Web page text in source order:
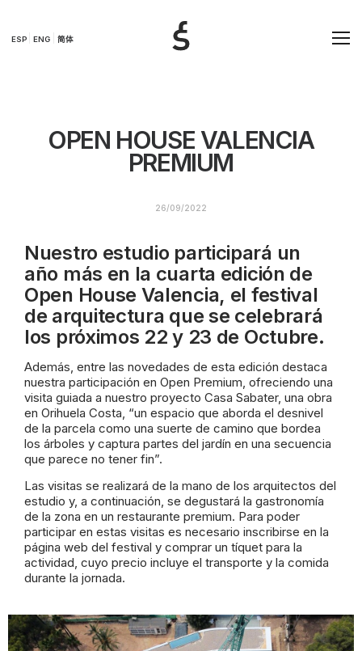
ESP ENG 简体
OPEN HOUSE VALENCIA
PREMIUM
26/09/2022
Nuestro estudio participará un
año más en la cuarta edición de
Open House Valencia, el festival
de arquitectura que se celebrará
los próximos 22 y 23 de Octubre.
Además, entre las novedades de esta edición destaca
nuestra participación en Open Premium, ofreciendo una
visita guiada a nuestro proyecto Casa Sabater, una obra
en Orihuela Costa, “un espacio que aborda el desnivel
de la parcela como una suerte de camino que bordea
los árboles y captura partes del jardín en una secuencia
que parece no tener fin”.
Las visitas se realizará de la mano de los arquitectos del
estudio y, a continuación, se degustará la gastronomía
de la zona en un restaurante premium. Para poder
participar en estas visitas es necesario inscribirse en la
página web del festival y comprar un tíquet para la
actividad, cuyo precio incluye el transporte y la comida
durante la jornada.